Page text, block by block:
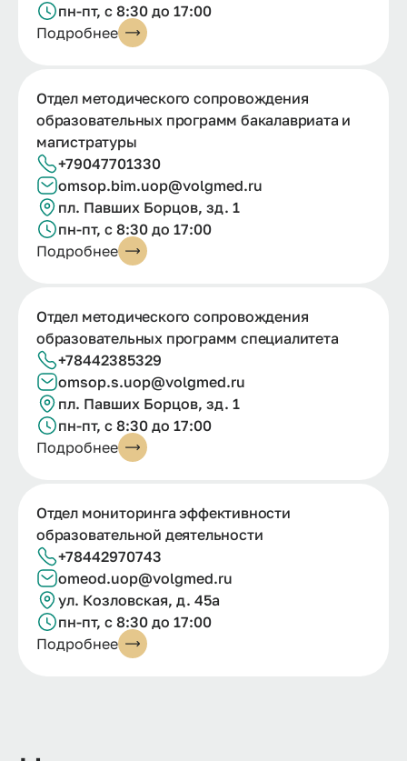
пн-пт, с 8:30 до 17:00
Подробнее
Отдел методического сопровождения
образовательных программ бакалавриата и
магистратуры
+79047701330
omsop.bim.uop@volgmed.ru
пл. Павших Борцов, зд. 1
пн-пт, с 8:30 до 17:00
Подробнее
Отдел методического сопровождения
образовательных программ специалитета
+78442385329
omsop.s.uop@volgmed.ru
пл. Павших Борцов, зд. 1
пн-пт, с 8:30 до 17:00
Подробнее
Отдел мониторинга эффективности
образовательной деятельности
+78442970743
omeod.uop@volgmed.ru
ул. Козловская, д. 45а
пн-пт, с 8:30 до 17:00
Подробнее